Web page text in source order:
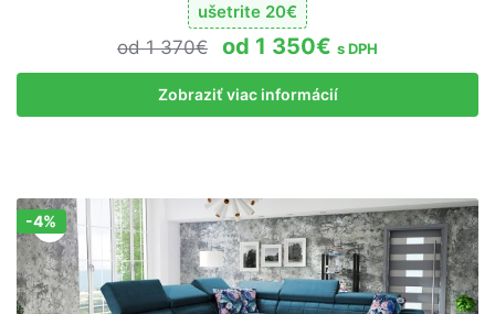
ušetrite 20€
1 370€ 1 350€ s DPH
Zobraziť viac informácií
Zľava!
-4%